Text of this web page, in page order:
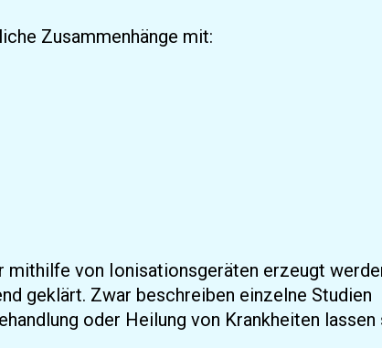
Zusammenhänge mit:
von Ionisationsgeräten erzeugt
geklärt. Zwar beschreiben einzelne Studien
oder Heilung von Krankheiten lassen